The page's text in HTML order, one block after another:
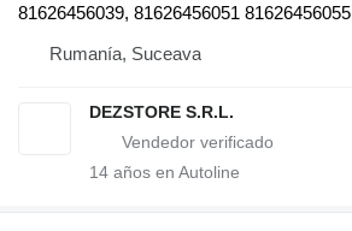
81626456039, 81626456051 81626456055
Rumanía, Suceava
DEZSTORE S.R.L.
14 años en Autoline